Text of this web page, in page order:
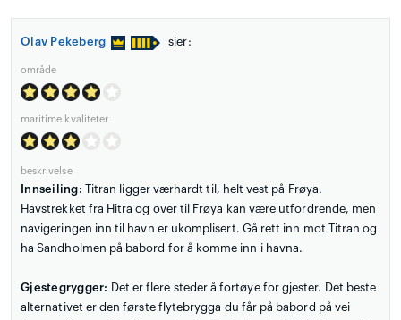
Olav Pekeberg sier:
område
maritime kvaliteter
beskrivelse
Innseiling: Titran ligger værhardt til, helt vest på Frøya.
Havstrekket fra Hitra og over til Frøya kan være utfordrende, men
navigeringen inn til havn er ukomplisert. Gå rett inn mot Titran og
ha Sandholmen på babord for å komme inn i havna.
Gjestegrygger:
Det er flere steder å fortøye for gjester. Det beste
alternativet er den første flytebrygga du får på babord på vei